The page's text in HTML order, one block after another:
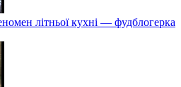
літньої кухні — фудблогерка